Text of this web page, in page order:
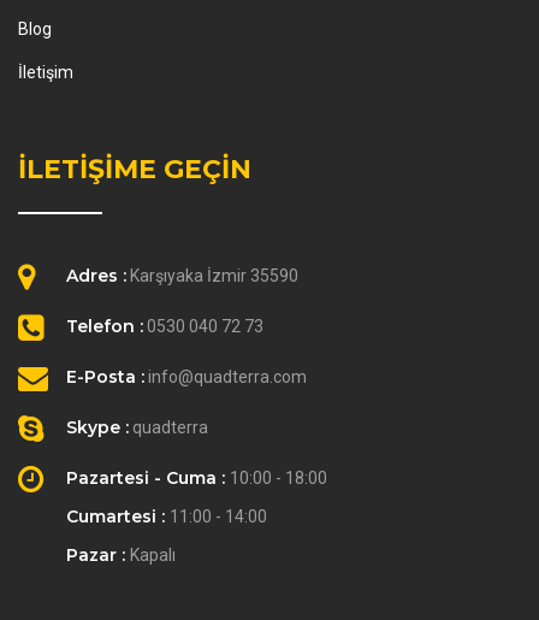
Blog
İletişim
İLETİŞİME GEÇİN
Adres : Karşıyaka İzmir 35590
Telefon :0530 040 72 73
E-Posta :info@quadterra.com
Skype : quadterra
Pazartesi - Cuma : 10:00 - 18:00
Cumartesi : 11:00 - 14:00
Pazar : Kapalı